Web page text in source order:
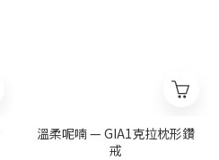
溫柔呢喃 — GIA1克拉枕形鑽
戒